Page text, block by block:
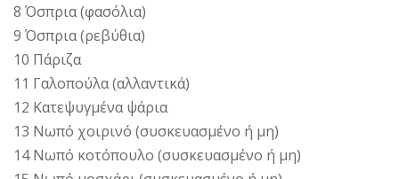
8 Όσπρια (φασόλια)
9 Όσπρια (ρεβύθια)
10 Πάριζα
11 Γαλοπούλα (αλλαντικά)
12 Κατεψυγμένα ψάρια
13 Νωπό χοιρινό (συσκευασμένο ή μη)
14 Νωπό κοτόπουλο (συσκευασμένο ή μη)